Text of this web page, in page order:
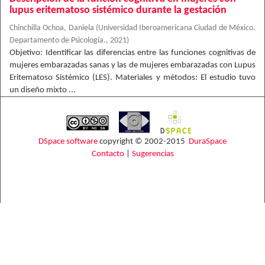
lupus eritematoso sistémico durante la gestación
Chinchilla Ochoa, Daniela (Universidad Iberoamericana Ciudad de México.
Departamento de Psicología., 2021)
Objetivo: Identificar las diferencias entre las funciones cognitivas de
mujeres embarazadas sanas y las de mujeres embarazadas con Lupus
Eritematoso Sistémico (LES). Materiales y métodos: El estudio tuvo
un diseño mixto ...
DSpace software copyright © 2002-2015 DuraSpace
Contacto| Sugerencias